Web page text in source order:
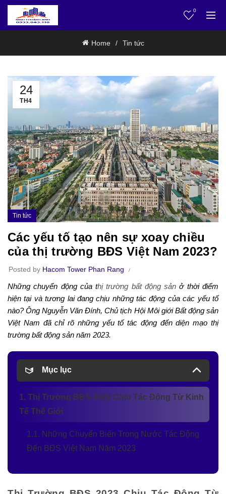
0
Home Tin tức
24
TH4
Tin tức
Các yếu tố tạo nên sự xoay chiều
của thị trường BĐS Việt Nam 2023?
Posted by Hacom Tower Phan Rang
Những chuyển động của thị trường bất động sản ở thời điểm
hiện tại và tương lai đang chịu những tác động của các yếu tố
nào? Ông Nguyễn Văn Đính, Chủ tịch Hội Môi giới Bất động sản
Việt Nam đã chỉ rõ những yếu tố tác động đến diện mạo thị
trường bất động sản năm 2023.
Mục lục
1. Thị Trường BĐS 2023 Chịu Tác Động Từ Kinh
Tế Thế Giới
1.1. Những Chuyển Biến Trong Nước Tác Động
Đến BĐS Việt Nam Năm 2023